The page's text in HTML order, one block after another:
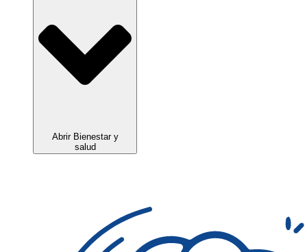
Abrir Bienestar y
salud